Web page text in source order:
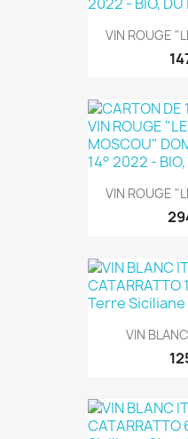
VIN ROUGE
VIN ROUGE
VIN